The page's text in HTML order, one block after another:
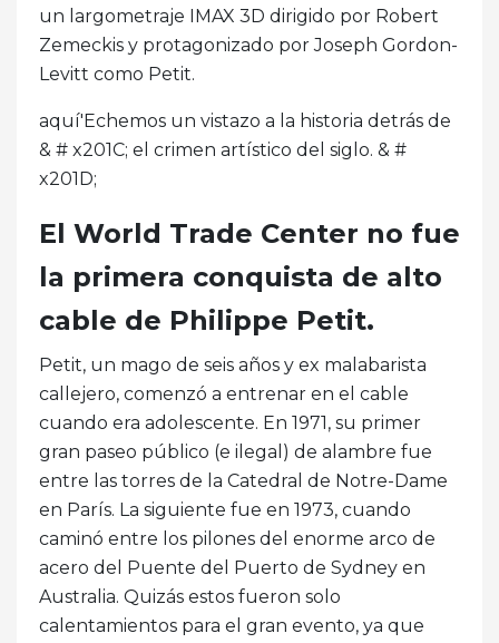
un largometraje IMAX 3D dirigido por Robert
Zemeckis y protagonizado por Joseph Gordon-
Levitt como Petit.
aquí'Echemos un vistazo a la historia detrás de
& # x201C; el crimen artístico del siglo. & #
x201D;
El World Trade Center no fue
la primera conquista de alto
cable de Philippe Petit.
Petit, un mago de seis años y ex malabarista
callejero, comenzó a entrenar en el cable
cuando era adolescente. En 1971, su primer
gran paseo público (e ilegal) de alambre fue
entre las torres de la Catedral de Notre-Dame
en París. La siguiente fue en 1973, cuando
caminó entre los pilones del enorme arco de
acero del Puente del Puerto de Sydney en
Australia. Quizás estos fueron solo
calentamientos para el gran evento, ya que